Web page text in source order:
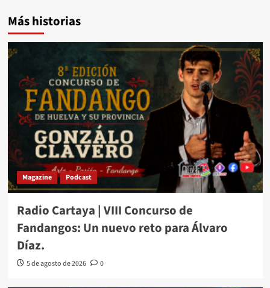
Más historias
Magazine Podcast
Radio Cartaya | VIII Concurso de
Fandangos: Un nuevo reto para Álvaro
Díaz.
5 de agosto de 2026 0